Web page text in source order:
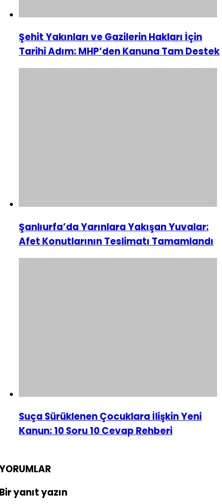
Şehit Yakınları ve Gazilerin Hakları İçin
Tarihi Adım: MHP’den Kanuna Tam Destek
Şanlıurfa’da Yarınlara Yakışan Yuvalar:
Afet Konutlarının Teslimatı Tamamlandı
Suça Sürüklenen Çocuklara İlişkin Yeni
Kanun: 10 Soru 10 Cevap Rehberi
yanıt yazın